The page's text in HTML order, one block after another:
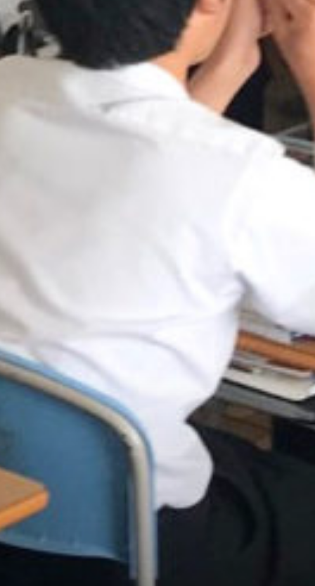
/home/sakurazuka/sakurazuka.ed.jp/public_html/wp-conten